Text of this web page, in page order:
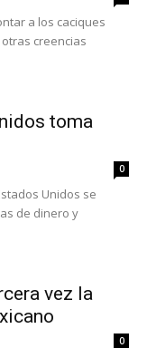
a los caciques
creencias
toma
0
Unidos se
de dinero y
vez la
0